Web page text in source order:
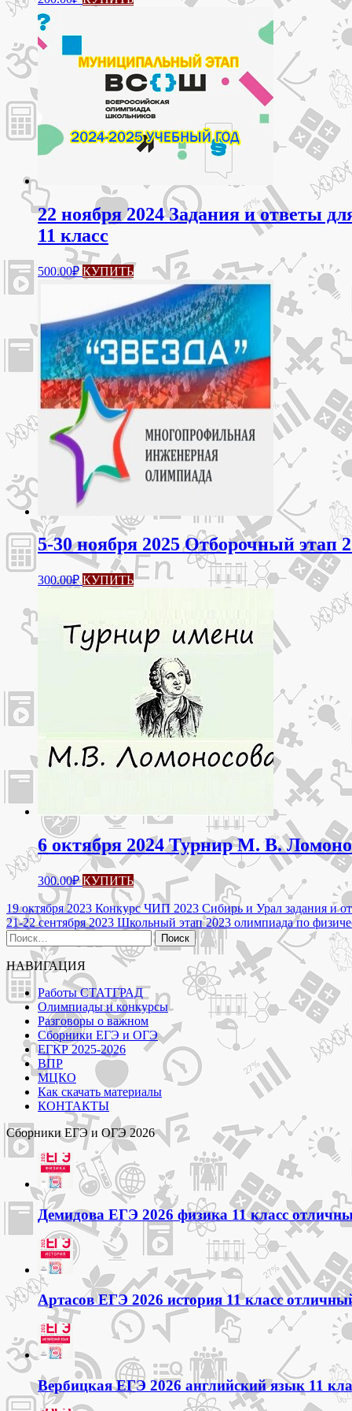
товар
Опции
можно
выбрать
на
странице
товара.
22 ноября 2024 Задания и ответы
11 класс
500.00₽ КУПИТЬЭтот
товар
имеет
несколько
вариаций.
Опции
можно
выбрать
на
странице
товара.
5-30 ноября 2025 Отборочный этап
300.00₽ КУПИТЬ
6 октября 2024 Турнир М. В.
300.00₽ КУПИТЬ
Навигация
по
записям
19 октября 2023 Конкурс ЧИП 2023 Сибирь и Урал задания и
21-22 сентября 2023 Школьный этап 2023 олимпиада по
Найти:
НАВИГАЦИЯ
Работы СТАТГРАД
Олимпиады и конкурсы
Разговоры о важном
Сборники ЕГЭ и ОГЭ
ЕГКР 2025-2026
ВПР
МЦКО
Как скачать материалы
КОНТАКТЫ
Сборники ЕГЭ и ОГЭ 2026
Демидова ЕГЭ 2026 физика 11 класс
Артасов ЕГЭ 2026 история 11 класс
Вербицкая ЕГЭ 2026 английский язык 11